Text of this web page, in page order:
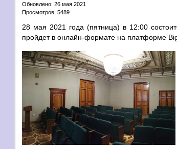
Обновлено: 26 мая 2021
Просмотров: 5489
28 мая 2021 года (пятница) в 12:00
пройдет в онлайн-формате на платформе